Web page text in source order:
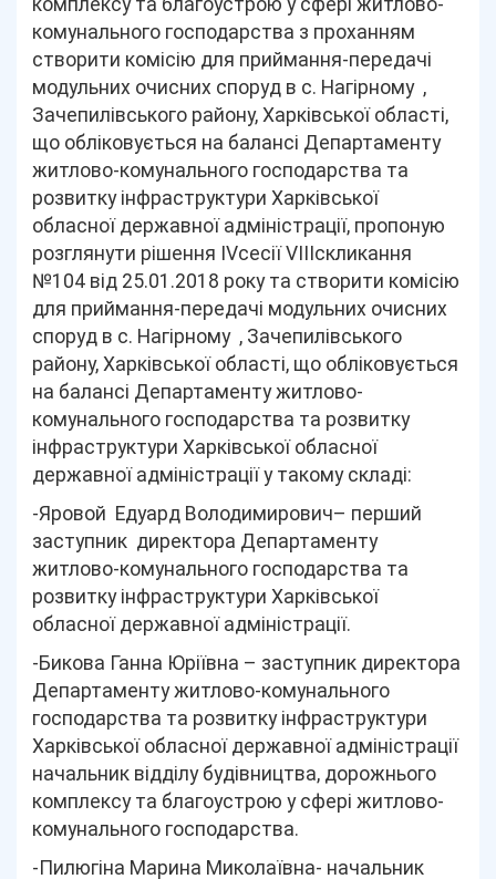
комплексу та благоустрою у сфері житлово-
комунального господарства з проханням
створити комісію для приймання-передачі
модульних очисних споруд в с. Нагірному ,
Зачепилівського району, Харківської області,
що обліковується на балансі Департаменту
житлово-комунального господарства та
розвитку інфраструктури Харківської
обласної державної адміністрації, пропоную
розглянути рішення IVсесії VIIIскликання
№104 від 25.01.2018 року та створити комісію
для приймання-передачі модульних очисних
споруд в с. Нагірному , Зачепилівського
району, Харківської області, що обліковується
на балансі Департаменту житлово-
комунального господарства та розвитку
інфраструктури Харківської обласної
державної адміністрації у такому складі:
-Яровой Едуард Володимирович– перший
заступник директора Департаменту
житлово-комунального господарства та
розвитку інфраструктури Харківської
обласної державної адміністрації.
-Бикова Ганна Юріївна – заступник директора
Департаменту житлово-комунального
господарства та розвитку інфраструктури
Харківської обласної державної адміністрації
начальник відділу будівництва, дорожнього
комплексу та благоустрою у сфері житлово-
комунального господарства.
-Пилюгіна Марина Миколаївна- начальник